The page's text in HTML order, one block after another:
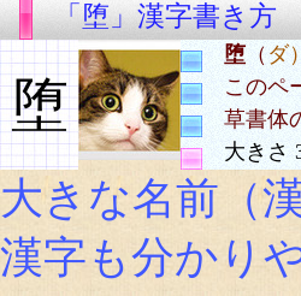
「堕」漢字書き方
堕
堕（ ダ）
このペ
草書体
大きさ
大きな名前（
漢字も分かり